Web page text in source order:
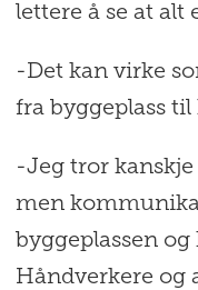
lettere å se at alt
-Det kan virke
fra byggeplass til
-Jeg tror
men
byggeplassen
Håndverkere og